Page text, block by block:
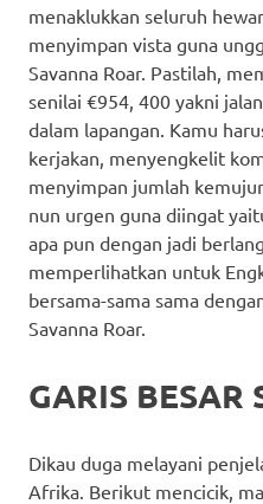
menaklukkan seluruh
menyimpan vista guna
Savanna Roar. Pastilah,
senilai €954, 400 yakni
dalam lapangan. Kamu
kerjakan, menyengkelit
menyimpan jumlah
nun urgen guna diingat
apa pun dengan jadi
memperlihatkan untuk
bersama-sama sama
Savanna Roar.
GARIS BESAR
Dikau duga melayani
Afrika. Berikut mencicik,